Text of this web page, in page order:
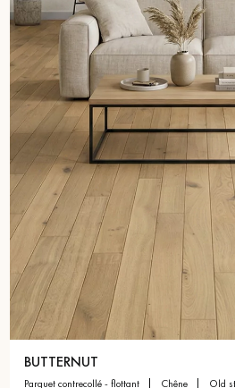
BUTTERNUT
parquet contrecollé - flottant chêne old